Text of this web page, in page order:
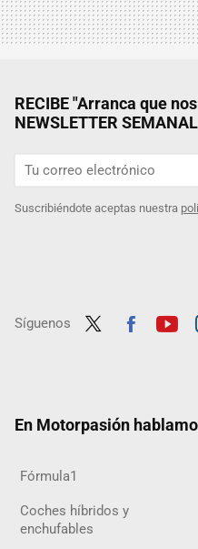
RECIBE "Arranca que
NEWSLETTER SEMANAL
Suscribiéndote aceptas nuestra
Síguenos
En Motorpasión
Fórmula1
Coches híbridos y
enchufables